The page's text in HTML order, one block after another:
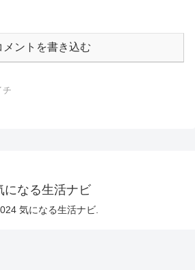
メントを書き込む
チ
になる生活ナビ
気になる生活ナビ.